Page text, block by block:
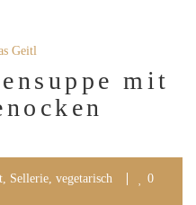
mit
, Sellerie, vegetarisch
0